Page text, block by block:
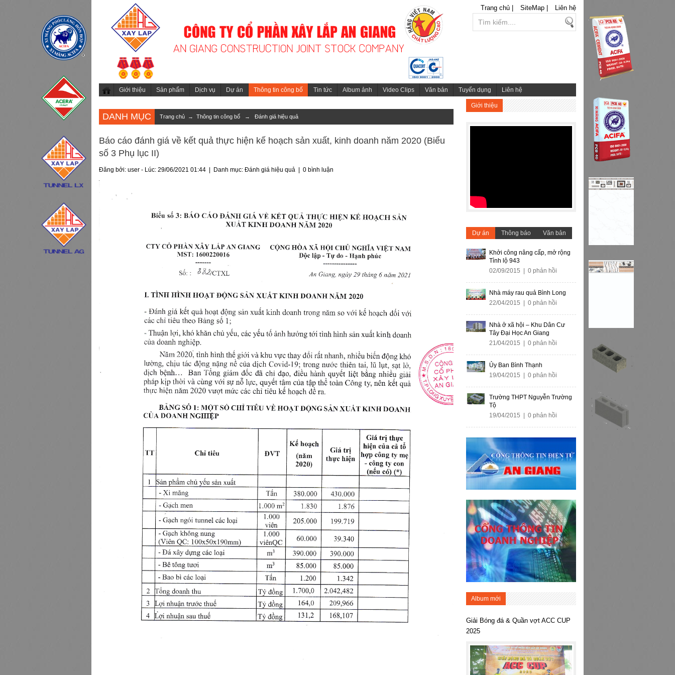
Trang chủ | SiteMap | Liên hệ
Giới thiệu Sản phẩm Dịch vụ Dự án Thông tin công bố Tin tức Album ảnh Video Clips Văn bản Tuyển dụng Liên hệ
DANH MỤC Trang chủ → Thông tin công bố → Đánh giá hiệu quả
Báo cáo đánh giá về kết quả thực hiện kế hoạch sản xuất, kinh doanh năm 2020 (Biểu
số 3 Phụ lục II)
Đăng bởi: user - Lúc: 29/06/2021 01:44 | Danh mục: Đánh giá hiệu quả 0 bình luận
Giới thiệu
Dự án Thông báo Văn bản
Khởi công nâng cấp, mở rộng
Tỉnh lộ 943
02/09/2015 | 0 phản hồi
Nhà máy rau quả Bình Long
22/04/2015 | 0 phản hồi
Nhà ở xã hội – Khu Dân Cư
Tây Đại Học An Giang
21/04/2015 | 0 phản hồi
Ủy Ban Bình Thạnh
19/04/2015 | 0 phản hồi
Trường THPT Nguyễn Trường
Tộ
19/04/2015 | 0 phản hồi
Album mới
Giải Bóng đá & Quần vợt ACC CUP
2025